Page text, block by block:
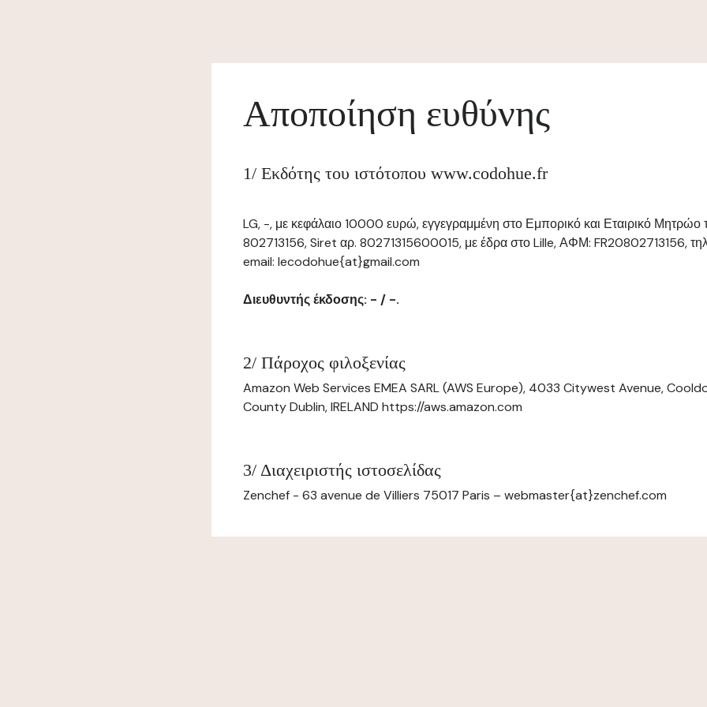
Αποποίηση ευθύνης
1/ Εκδότης του ιστότοπου www.codohue.fr
LG, -, με κεφάλαιο 10000 ευρώ, εγγεγραμμένη στο Εμπορικό και Εταιρικό Μητρώο
802713156, Siret αρ. 80271315600015, με έδρα στο Lille, ΑΦΜ: FR20802713156,
email: lecodohue{at}gmail.com
Διευθυντής έκδοσης: - / -.
2/ Πάροχος φιλοξενίας
Amazon Web Services EMEA SARL (AWS Europe), 4033 Citywest Avenue,
County Dublin, IRELAND https://aws.amazon.com
3/ Διαχειριστής ιστοσελίδας
Zenchef - 63 avenue de Villiers 75017 Paris – webmaster{at}zenchef.com